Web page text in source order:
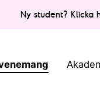
Ny student? Klicka